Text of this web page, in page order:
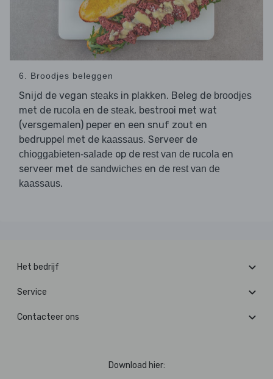
6. Broodjes beleggen
Snijd de vegan steaks in plakken. Beleg de broodjes
met de rucola en de steak, bestrooi met wat
(versgemalen) peper en een snuf zout en
bedruppel met de kaassaus. Serveer de
chioggabieten-salade op de rest van de rucola en
serveer met de sandwiches en de rest van de
kaassaus.
Het bedrijf
Service
Contacteer ons
Download hier: